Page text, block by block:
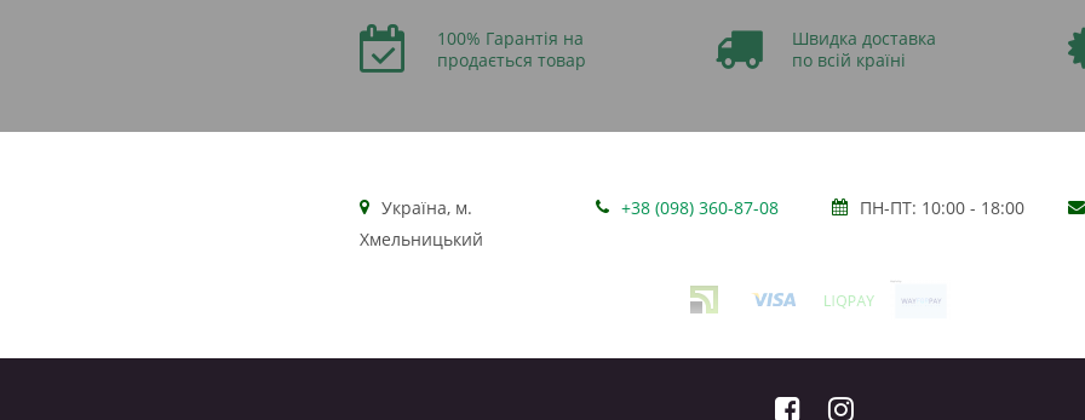
100% Гарантія на
продається товар
Швидка доставка
по всій країні
Українa, м.
Хмельницький
+38 (098) 360-87-08 ПН-ПТ: 10:00 - 18:00